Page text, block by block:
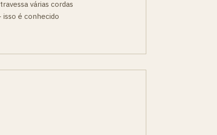
várias cordas
isso é conhecido